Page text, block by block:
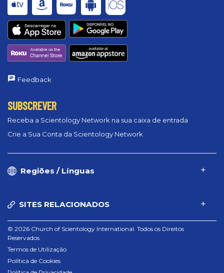
Feedback
SUBSCREVER
Receba a Scientology Network na sua caixa de entrada
Crie a Sua Conta da Scientology Network
Regiões / Línguas
SITES RELACIONADOS
© 2026 Church of Scientology International. Todos os Direitos
Reservados.
Termos de Utilização
Política de Cookies